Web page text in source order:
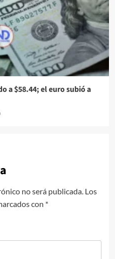
a $58.44; el euro subió a
no será publicada. Los
con *